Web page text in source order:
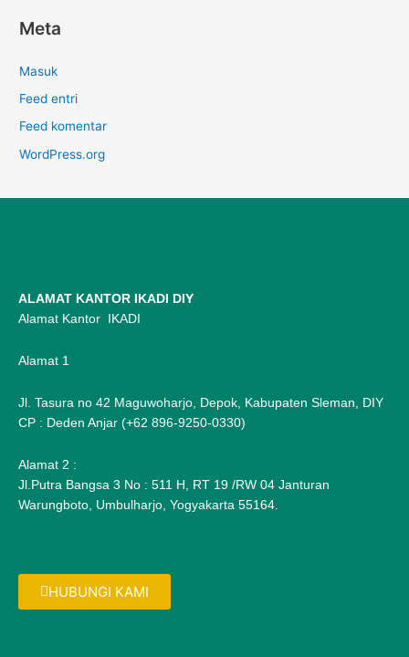
Meta
Masuk
Feed entri
Feed komentar
WordPress.org
ALAMAT KANTOR IKADI DIY
Alamat Kantor IKADI
Alamat 1
Jl. Tasura no 42 Maguwoharjo, Depok, Kabupaten Sleman, DIY
CP : Deden Anjar (+62 896-9250-0330)
Alamat 2 :
Jl.Putra Bangsa 3 No : 511 H, RT 19 /RW 04 Janturan
Warungboto, Umbulharjo, Yogyakarta 55164.
HUBUNGI KAMI